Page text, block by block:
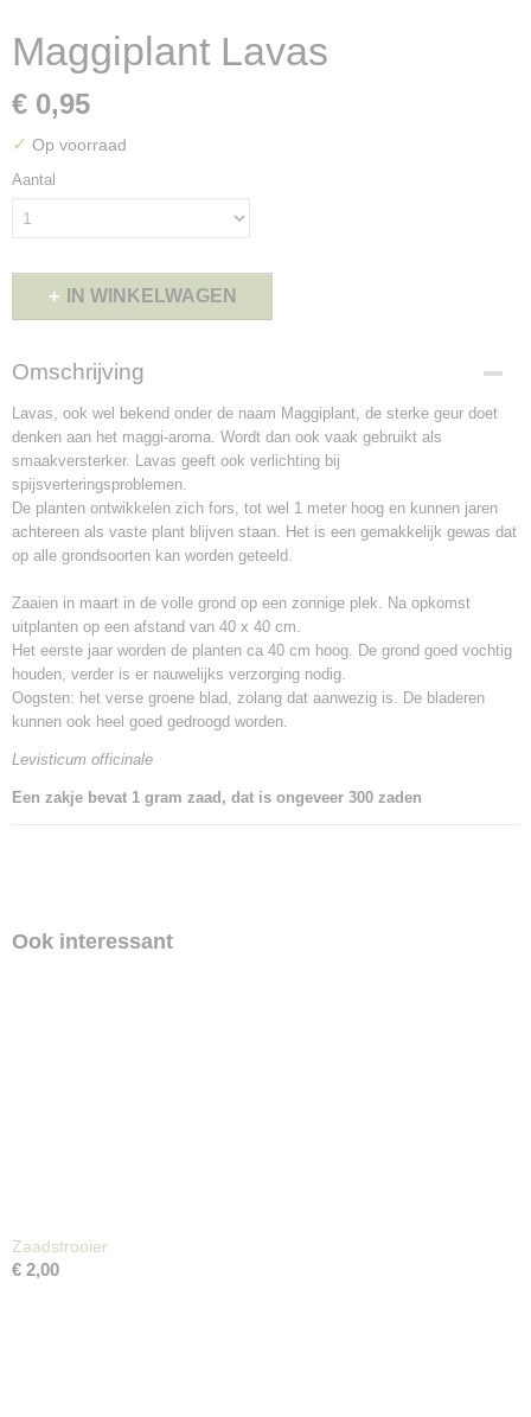
Maggiplant Lavas
€ 0,95
✓ Op voorraad
Aantal
IN WINKELWAGEN
Omschrijving
Lavas, ook wel bekend onder de naam Maggiplant, de sterke geur doet
denken aan het maggi-aroma. Wordt dan ook vaak gebruikt als
smaakversterker. Lavas geeft ook verlichting bij
spijsverteringsproblemen.
De planten ontwikkelen zich fors, tot wel 1 meter hoog en kunnen jaren
achtereen als vaste plant blijven staan. Het is een gemakkelijk gewas dat
op alle grondsoorten kan worden geteeld.
Zaaien in maart in de volle grond op een zonnige plek. Na opkomst
uitplanten op een afstand van 40 x 40 cm.
Het eerste jaar worden de planten ca 40 cm hoog. De grond goed vochtig
houden, verder is er nauwelijks verzorging nodig.
Oogsten: het verse groene blad, zolang dat aanwezig is. De bladeren
kunnen ook heel goed gedroogd worden.
Levisticum officinale
Een zakje bevat 1 gram zaad, dat is ongeveer 300 zaden
Ook interessant
Zaadstrooier
€ 2,00